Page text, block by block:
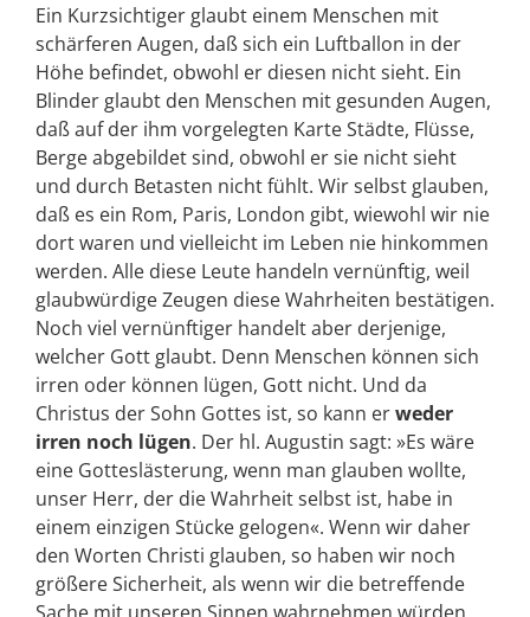
Ein Kurzsichtiger glaubt einem Menschen mit
schärferen Augen, daß sich ein Luftballon in der
Höhe befindet, obwohl er diesen nicht sieht. Ein
Blinder glaubt den Menschen mit gesunden Augen,
daß auf der ihm vorgelegten Karte Städte, Flüsse,
Berge abgebildet sind, obwohl er sie nicht sieht
und durch Betasten nicht fühlt. Wir selbst glauben,
daß es ein Rom, Paris, London gibt, wiewohl wir nie
dort waren und vielleicht im Leben nie hinkommen
werden. Alle diese Leute handeln vernünftig, weil
glaubwürdige Zeugen diese Wahrheiten bestätigen.
Noch viel vernünftiger handelt aber derjenige,
welcher Gott glaubt. Denn Menschen können sich
irren oder können lügen, Gott nicht. Und da
Christus der Sohn Gottes ist, so kann erweder
irren noch lügen. Der hl. Augustin sagt: »Es wäre
eine Gotteslästerung, wenn man glauben wollte,
unser Herr, der die Wahrheit selbst ist, habe in
einem einzigen Stücke gelogen«. Wenn wir daher
den Worten Christi glauben, so haben wir noch
größere Sicherheit, als wenn wir die betreffende